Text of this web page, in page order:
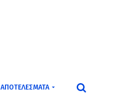
ΑΠΟΤΕΛΈΣΜΑΤΑ